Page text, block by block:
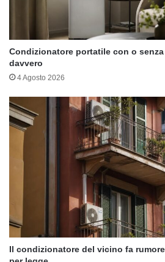
Condizionatore portatile con o
davvero
4 Agosto 2026
Il condizionatore del vicino fa